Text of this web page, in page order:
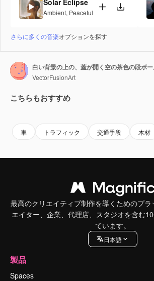
Ambient, Peaceful
さらに多くの音楽オプションを探す
白い背景の上の、蓋が開く空の茶色の段ボ
VectorFusionArt
こちらもおすすめ
車 トラフィック 交通手段 木材
最高のクリエイティブ制作を導くためのプラ
エイター、企業、代理店、スタジオを含む
ています。
日本語
製品
Spaces